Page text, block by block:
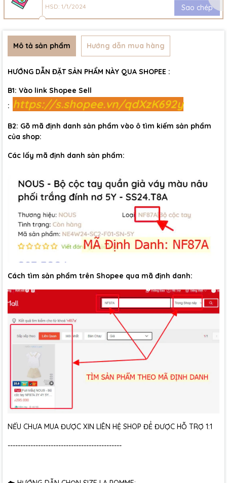
HSD: 1/1/2024
Sao chép
Mô tả sản phẩm Hướng dẫn mua hàng
HƯỚNG DẪN ĐẶT SẢN PHẨM NÀY QUA SHOPEE :
B1: Vào link Shopee Sell
: https://s.shopee.vn/qdXzK692y
B2: Gõ mã định danh sản phẩm vào ô tìm kiếm sản phẩm
của shop:
Các lấy mã định danh sản phẩm:
Cách tìm sản phẩm trên Shopee qua mã định danh:
NẾU CHƯA MUA ĐƯỢC XIN LIÊN HỆ SHOP ĐỂ ĐƯỢC HỖ TRỢ 1:1
---------------------------------------------